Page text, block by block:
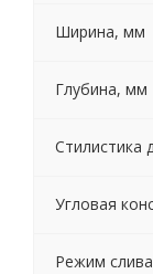
Aquanet
Geberit
IFO
Laufen
Sanita
Ширина, мм
Глубина, мм
Стилистика
Угловая
Режим